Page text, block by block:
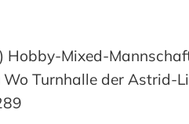
Mixed-
Turnhalle der Astrid-